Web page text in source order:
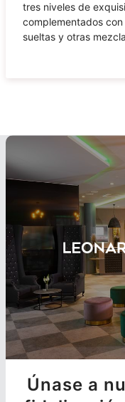
tres niveles de
complementados
sueltas y otras
Únase a